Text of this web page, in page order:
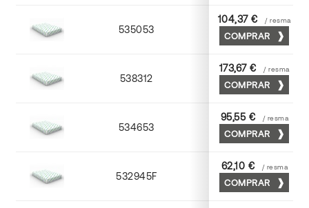
535053 53 x 75
104,37 € / resma
COMPRAR
538312 72 x 102
173,67 € / resma
COMPRAR
534653 52 x 70
95,55 € / resma
COMPRAR
532945F 45 x 64
62,10 € / resma
COMPRAR